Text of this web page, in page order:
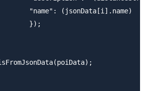
"name": (jsonData[i].name)
});